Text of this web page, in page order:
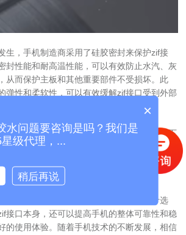
生，手机制造商采用了硅胶密封来保护zif接
封性能和耐高温性能，可以有效防止水汽、灰
从而保护主板和其他重要部件不受损坏。此
弹性和柔软性，可以有效缓解zif接口受到外部
而减少zif接口的损坏风险。
提高手机的防水性能，让手机在潮湿的环境下
那些经常在户外活动的用户来说尤为重要，他
水而受损。因此，可以说硅胶密封是提升手机
一环。
采用硅胶密封保护是一种非常有效的设计选
接口本身，还可以提高手机的整体可靠性和稳
的使用体验。随着手机技术的不断发展，相信
×
水问题要咨询是吗？我们是
级代理，...
稍后再说